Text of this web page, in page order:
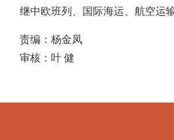
继中欧班列、国际海运、航空运
责编：杨金凤
审核：叶 健